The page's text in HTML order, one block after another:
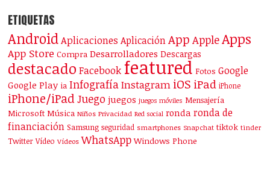
ETIQUETAS
Android Aplicaciones Aplicación App AppleApps
App Store Compra Desarrolladores Descargas
destacado Facebook featured Fotos Google
Google Play ia InfografíaInstagram iOS iPad iPhone
iPhone/iPad Juego juegos juegos móviles Mensajería
Microsoft Música Niños Privacidad Red social ronda ronda de
financiación Samsung seguridad smartphones Snapchat tiktok tinder
Twitter Vídeo Vídeos WhatsApp Windows Phone